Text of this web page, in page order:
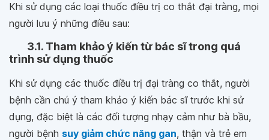
Khi sử dụng các loại thuốc điều trị co thắt đại tràng, mọi
người lưu ý những điều sau:
3.1. Tham khảo ý kiến từ bác sĩ trong quá
trình sử dụng thuốc
Khi sử dụng các thuốc điều trị đại tràng co thắt, người
bệnh cần chú ý tham khảo ý kiến bác sĩ trước khi sử
dụng, đặc biệt là các đối tượng nhạy cảm như bà bầu,
người bệnh suy giảm chức năng gan, thận và trẻ em